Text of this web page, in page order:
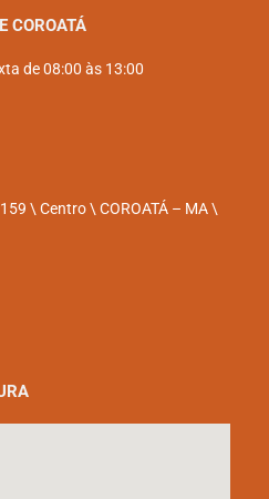
COROATÁ
de 08:00 às 13:00
\ Centro \ COROATÁ – MA \